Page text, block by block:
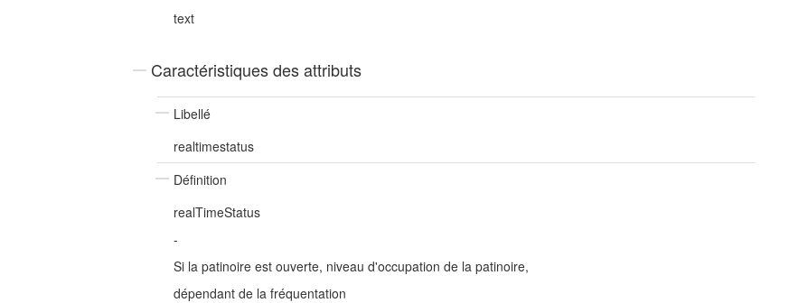
text
Caractéristiques des attributs
Libellé
realtimestatus
Définition
realTimeStatus
-
Si la patinoire est ouverte, niveau d'occupation de la patinoire,
dépendant de la fréquentation